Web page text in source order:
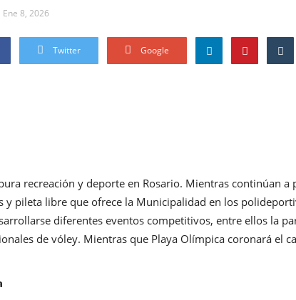
Ene 8, 2026
Twitter Google
recreación y deporte en Rosario. Mientras continúan a
y pileta libre que ofrece la Municipalidad en los
diferentes eventos competitivos, entre ellos la
de vóley. Mientras que Playa Olímpica coronará el